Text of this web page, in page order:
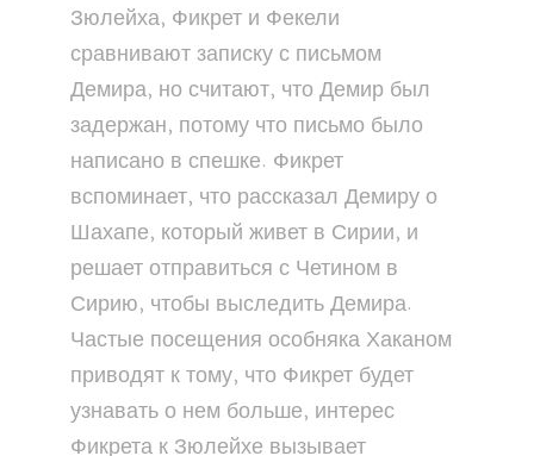
Зюлейха, Фикрет и Фекели
сравнивают записку с письмом
Демира, но считают, что Демир был
задержан, потому что письмо было
написано в спешке. Фикрет
вспоминает, что рассказал Демиру о
Шахапе, который живет в Сирии, и
решает отправиться с Четином в
Сирию, чтобы выследить Демира.
Частые посещения особняка Хаканом
приводят к тому, что Фикрет будет
узнавать о нем больше, интерес
Фикрета к Зюлейхе вызывает